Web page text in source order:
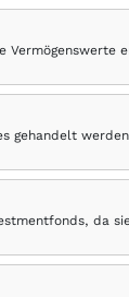
gehandelt
da